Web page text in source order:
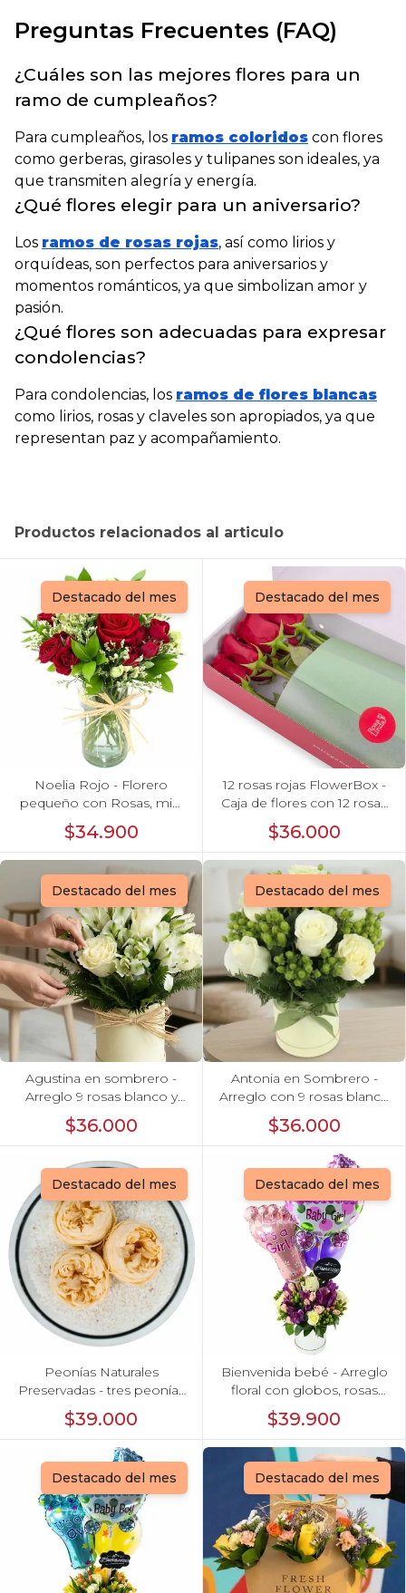
Preguntas Frecuentes (FAQ)
¿Cuáles son las mejores flores para un
ramo de cumpleaños?
Para cumpleaños, los ramos coloridos con flores
como gerberas, girasoles y tulipanes son ideales, ya
que transmiten alegría y energía.
¿Qué flores elegir para un aniversario?
Los ramos de rosas rojas, así como lirios y
orquídeas, son perfectos para aniversarios y
momentos románticos, ya que simbolizan amor y
pasión.
¿Qué flores son adecuadas para expresar
condolencias?
Para condolencias, los ramos de flores blancas
como lirios, rosas y claveles son apropiados, ya que
representan paz y acompañamiento.
Productos relacionados al articulo
Destacado del mes
Noelia Rojo - Florero
pequeño con Rosas, mini
rosas, mini claveles y
limonium
$34.900
Destacado del mes
12 rosas rojas FlowerBox -
Caja de flores con 12 rosas
ecuatorianas rojas
$36.000
Destacado del mes
Agustina en sombrero -
Arreglo 9 rosas blanco y
astromelias
$36.000
Destacado del mes
Antonia en Sombrero -
Arreglo con 9 rosas blanco
e hypericum
$36.000
Destacado del mes
Peonías Naturales
Preservadas - tres peonías
preservadas en pecera
vidrio con piedrecitas
$39.000
Destacado del mes
Bienvenida bebé - Arreglo
floral con globos, rosas
blanci, minirosas rosado,
astromelias morado e
hypericum
$39.900
Destacado del mes Destacado del mes